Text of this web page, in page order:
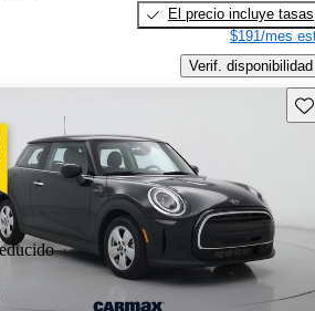
El precio incluye tasas
$191/mes
Verif. disponibilidad